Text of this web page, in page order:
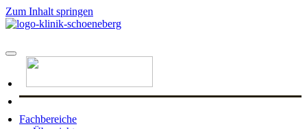
Zum Inhalt springen
Fachbereiche